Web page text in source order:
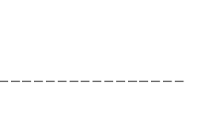
ーーーーーーーーーーーーーーー